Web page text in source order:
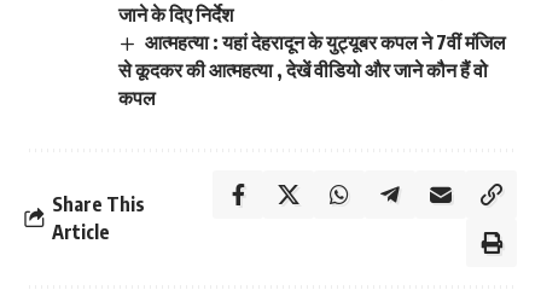
जाने के दिए निर्देश
आत्महत्या : यहां देहरादून के युट्यूबर कपल ने 7वीं मंजिल
से कूदकर की आत्महत्या , देखें वीडियो और जाने कौन हैं वो
कपल
Share This
Article